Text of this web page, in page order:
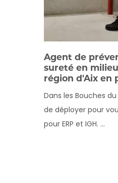
Agent de
sureté en
région d'Aix en
Dans les Bouches
de déployer pour
pour ERP et IGH. ...